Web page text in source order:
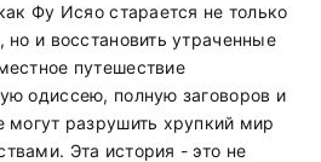
Фу Исяо старается не только
и восстановить утраченные
путешествие
одиссею, полную заговоров и
могут разрушить хрупкий мир
Эта история - это не